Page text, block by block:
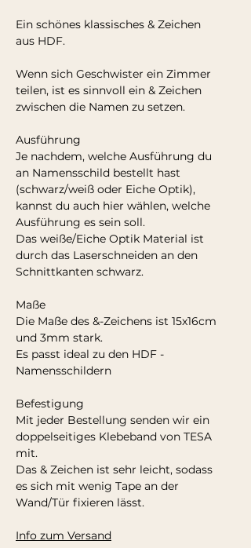
Ein schönes klassisches & Zeichen
aus HDF.
Wenn sich Geschwister ein Zimmer
teilen, ist es sinnvoll ein & Zeichen
zwischen die Namen zu setzen.
Ausführung
Je nachdem, welche Ausführung du
an Namensschild bestellt hast
(schwarz/weiß oder Eiche Optik),
kannst du auch hier wählen, welche
Ausführung es sein soll.
Das weiße/Eiche Optik Material ist
durch das Laserschneiden an den
Schnittkanten schwarz.
Maße
Die Maße des &-Zeichens ist 15x16cm
und 3mm stark.
Es passt ideal zu den HDF -
Namensschildern
Befestigung
Mit jeder Bestellung senden wir ein
doppelseitiges Klebeband von TESA
mit.
Das & Zeichen ist sehr leicht, sodass
es sich mit wenig Tape an der
Wand/Tür fixieren lässt.
Info zum Versand